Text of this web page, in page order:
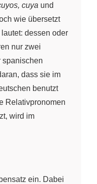
cuya und
wie übersetzt
dessen oder
nur zwei
spanischen
dass sie im
benutzt
Relativpronomen
wird im
ein. Dabei